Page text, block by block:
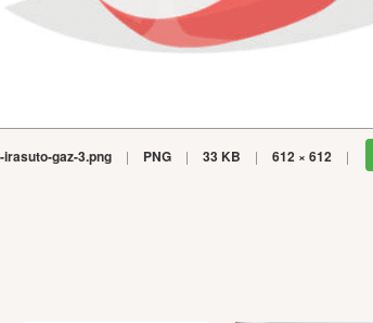
gaz-3.png | PNG | 33 KB | 612 × 612 |